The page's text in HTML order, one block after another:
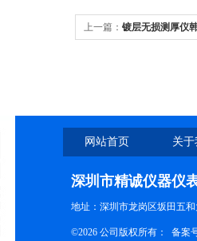
上一篇： 镀层无损测厚仪
网站首页 关
深圳市精诚仪器仪
地址：深圳市龙岗区坂田五
©2026 公司版权所有： 备案